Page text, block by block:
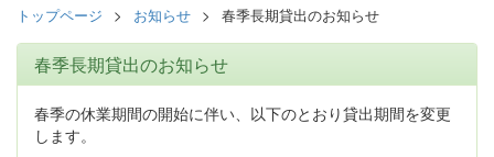
トップページ お知らせ 春季長期貸出のお知らせ
春季長期貸出のお知らせ
春季の休業期間の開始に伴い、以下のとおり貸出期間を変更
します。